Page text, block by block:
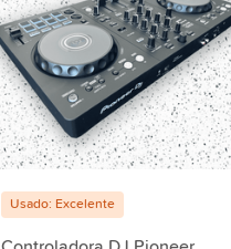
Usado: Excelente